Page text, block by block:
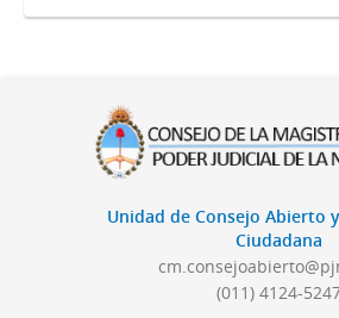
Unidad de Consejo Abierto
Ciudadana
(011) 4124-